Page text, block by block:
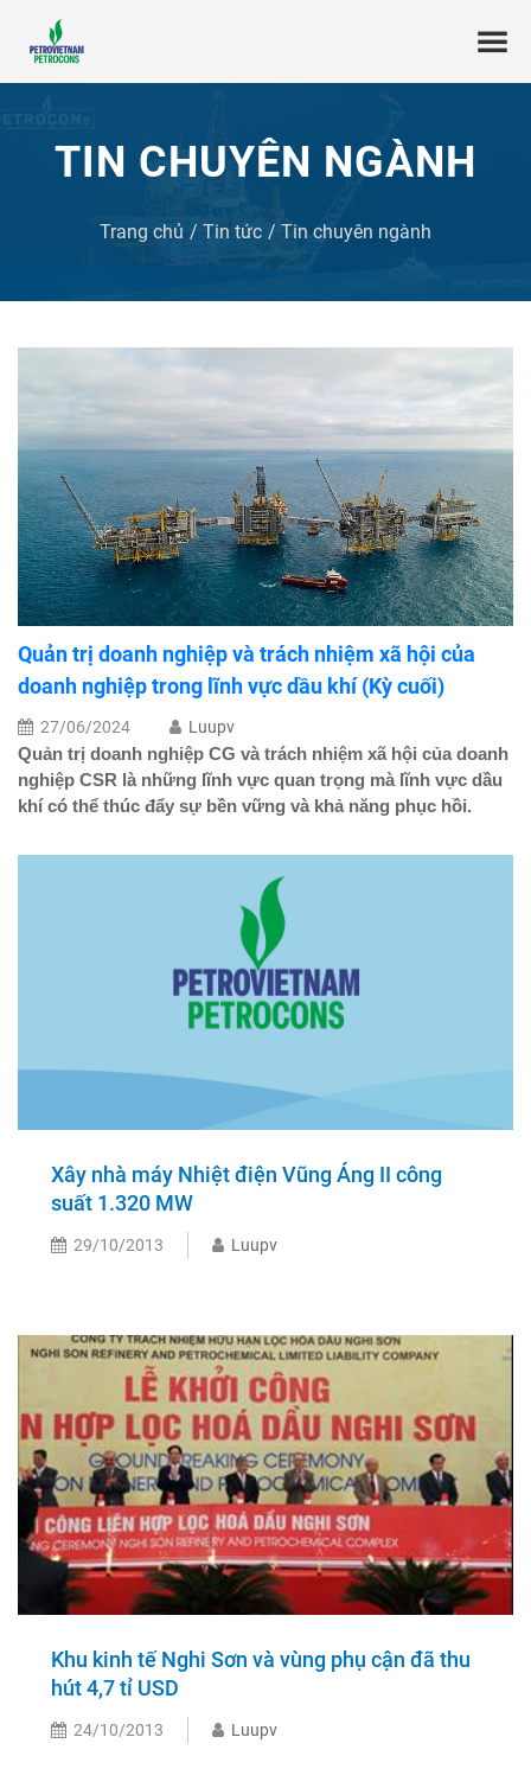
TIN CHUYÊN NGÀNH
Trang chủ Tin tức Tin chuyên ngành
Quản trị doanh nghiệp và trách nhiệm xã hội của
doanh nghiệp trong lĩnh vực dầu khí (Kỳ cuối)
27/06/2024 Luupv
Quản trị doanh nghiệp CG và trách nhiệm xã hội của doanh
nghiệp CSR là những lĩnh vực quan trọng mà lĩnh vực dầu
khí có thể thúc đẩy sự bền vững và khả năng phục hồi.
Xây nhà máy Nhiệt điện Vũng Áng II công
suất 1.320 MW
29/10/2013 Luupv
Khu kinh tế Nghi Sơn và vùng phụ cận đã thu
hút 4,7 tỉ USD
24/10/2013 Luupv